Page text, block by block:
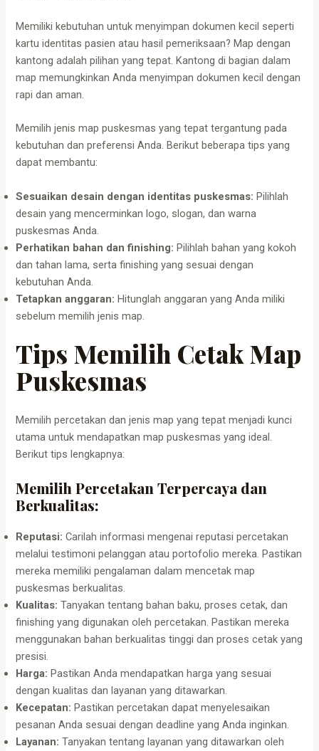
Memiliki kebutuhan untuk menyimpan dokumen kecil seperti
kartu identitas pasien atau hasil pemeriksaan? Map dengan
kantong adalah pilihan yang tepat. Kantong di bagian dalam
map memungkinkan Anda menyimpan dokumen kecil dengan
rapi dan aman.
Memilih jenis map puskesmas yang tepat tergantung pada
kebutuhan dan preferensi Anda. Berikut beberapa tips yang
dapat membantu:
Sesuaikan desain dengan identitas puskesmas: Pilihlah
desain yang mencerminkan logo, slogan, dan warna
puskesmas Anda.
Perhatikan bahan dan finishing: Pilihlah bahan yang kokoh
dan tahan lama, serta finishing yang sesuai dengan
kebutuhan Anda.
Tetapkan anggaran: Hitunglah anggaran yang Anda miliki
sebelum memilih jenis map.
Tips Memilih Cetak Map
Puskesmas
Memilih percetakan dan jenis map yang tepat menjadi kunci
utama untuk mendapatkan map puskesmas yang ideal.
Berikut tips lengkapnya:
Memilih Percetakan Terpercaya dan
Berkualitas:
Reputasi: Carilah informasi mengenai reputasi percetakan
melalui testimoni pelanggan atau portofolio mereka. Pastikan
mereka memiliki pengalaman dalam mencetak map
puskesmas berkualitas.
Kualitas: Tanyakan tentang bahan baku, proses cetak, dan
finishing yang digunakan oleh percetakan. Pastikan mereka
menggunakan bahan berkualitas tinggi dan proses cetak yang
presisi.
Harga: Pastikan Anda mendapatkan harga yang sesuai
dengan kualitas dan layanan yang ditawarkan.
Kecepatan: Pastikan percetakan dapat menyelesaikan
pesanan Anda sesuai dengan deadline yang Anda inginkan.
Layanan: Tanyakan tentang layanan yang ditawarkan oleh